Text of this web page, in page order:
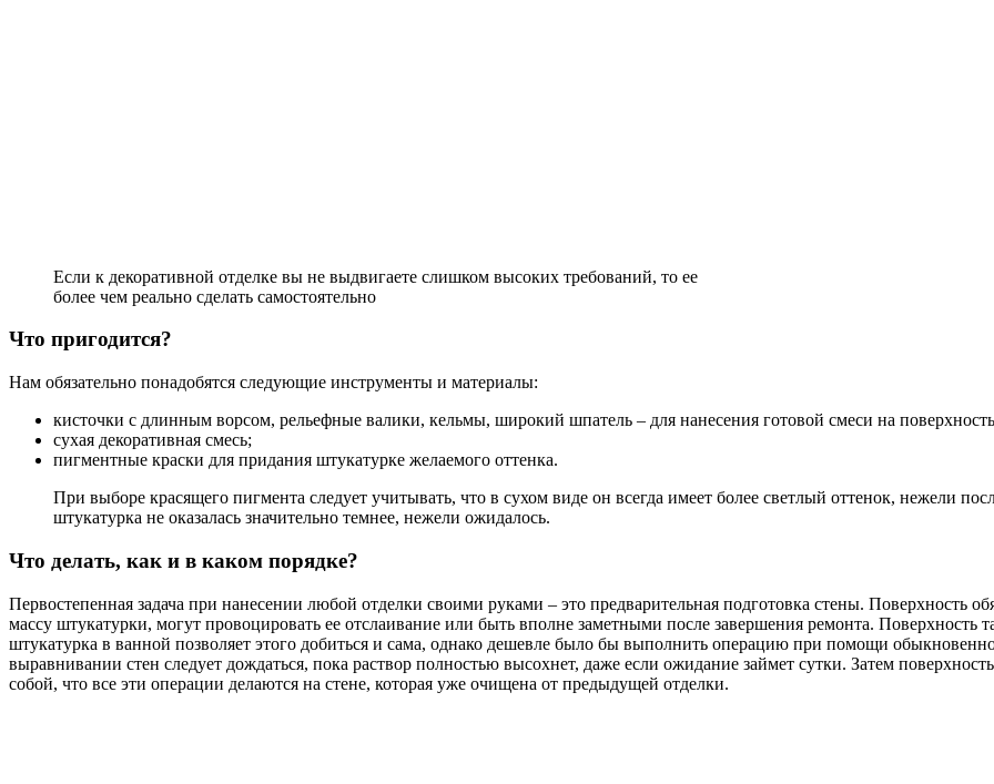
Если к декоративной отделке вы не выдвигаете слишком высоких требований, то ее
более чем реально сделать самостоятельно
Что пригодится?
Нам обязательно понадобятся следующие инструменты и материалы:
кисточки с длинным ворсом, рельефные валики, кельмы, широкий шпатель – для нанесения готовой смеси на
сухая декоративная смесь;
пигментные краски для придания штукатурке желаемого оттенка.
При выборе красящего пигмента следует учитывать, что в сухом виде он всегда имеет более светлый оттенок, нежели
штукатурка не оказалась значительно темнее, нежели ожидалось.
Что делать, как и в каком порядке?
Первостепенная задача при нанесении любой отделки своими руками – это предварительная подготовка стены. Поверхность
массу штукатурки, могут провоцировать ее отслаивание или быть вполне заметными после завершения ремонта. Поверхность
штукатурка в ванной позволяет этого добиться и сама, однако дешевле было бы выполнить операцию при помощи
выравнивании стен следует дождаться, пока раствор полностью высохнет, даже если ожидание займет сутки. Затем
собой, что все эти операции делаются на стене, которая уже очищена от предыдущей отделки.